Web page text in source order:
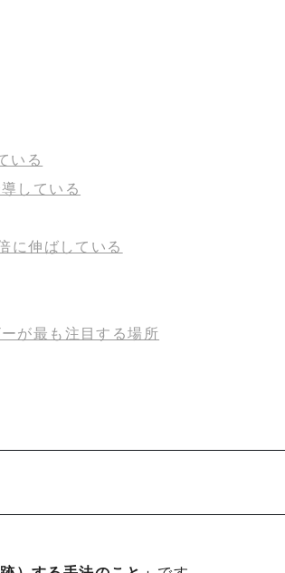
いる
している
に伸ばしている
が最も注目する場所